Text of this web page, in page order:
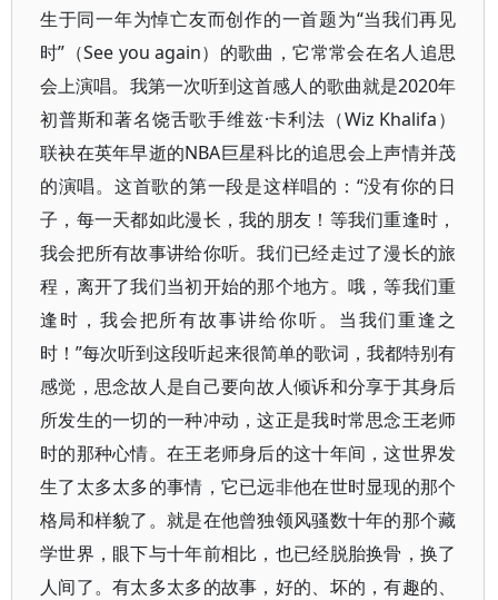
生于同一年为悼亡友而创作的一首题为“当我们再见
时”（See you again）的歌曲，它常常会在名人追思
会上演唱。我第一次听到这首感人的歌曲就是2020年
初普斯和著名饶舌歌手维兹·卡利法（Wiz Khalifa）
联袂在英年早逝的NBA巨星科比的追思会上声情并茂
的演唱。这首歌的第一段是这样唱的：“没有你的日
子，每一天都如此漫长，我的朋友！等我们重逢时，
我会把所有故事讲给你听。我们已经走过了漫长的旅
程，离开了我们当初开始的那个地方。哦，等我们重
逢时，我会把所有故事讲给你听。当我们重逢之
时！”每次听到这段听起来很简单的歌词，我都特别有
感觉，思念故人是自己要向故人倾诉和分享于其身后
所发生的一切的一种冲动，这正是我时常思念王老师
时的那种心情。在王老师身后的这十年间，这世界发
生了太多太多的事情，它已远非他在世时显现的那个
格局和样貌了。就是在他曾独领风骚数十年的那个藏
学世界，眼下与十年前相比，也已经脱胎换骨，换了
人间了。有太多太多的故事，好的、坏的，有趣的、